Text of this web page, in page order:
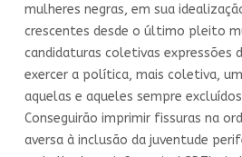
mulheres negras, em sua
crescentes desde o último pleito
candidaturas coletivas expressões
exercer a política, mais coletiva,
aquelas e aqueles sempre
Conseguirão imprimir fissuras na
aversa à inclusão da juventude